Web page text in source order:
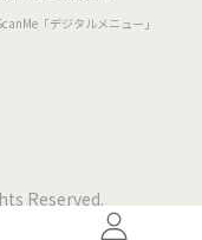
「デジタルメニュー」
Reserved.